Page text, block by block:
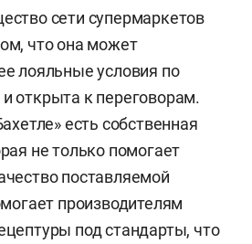
сети супермаркетов
что она может
лояльные условия по
открыта к переговорам.
есть собственная
не только помогает
поставляемой
производителям
под стандарты, что